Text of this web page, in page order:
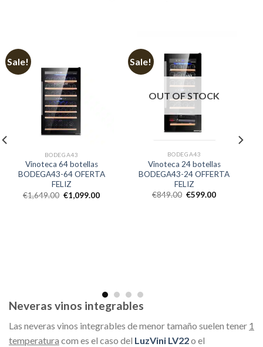
Sale!
BODEGA43
Vinoteca 64 botellas
BODEGA43-64 OFERTA
FELIZ
€1,649.00 €1,099.00
Sale!
OUT OF STOCK
BODEGA43
Vinoteca 24 botellas
BODEGA43-24 OFFERTA
FELIZ
€849.00 €599.00
Neveras vinos integrables
Las neveras vinos integrables de menor tamaño suelen tener 1
temperatura com es el caso del LuzVini LV22o el